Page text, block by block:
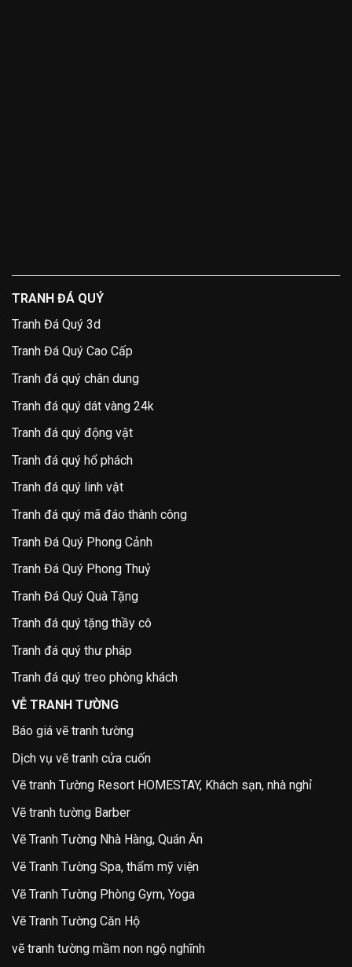
TRANH ĐÁ QUÝ
Tranh Đá Quý 3d
Tranh Đá Quý Cao Cấp
Tranh đá quý chân dung
Tranh đá quý dát vàng 24k
Tranh đá quý động vật
Tranh đá quý hổ phách
Tranh đá quý linh vật
Tranh đá quý mã đáo thành công
Tranh Đá Quý Phong Cảnh
Tranh Đá Quý Phong Thuỷ
Tranh Đá Quý Quà Tặng
Tranh đá quý tặng thầy cô
Tranh đá quý thư pháp
Tranh đá quý treo phòng khách
VỄ TRANH TƯỜNG
Báo giá vẽ tranh tường
Dịch vụ vẽ tranh cửa cuốn
Vẽ tranh Tường Resort HOMESTAY, Khách sạn, nhà nghỉ
Vẽ tranh tường Barber
Vẽ Tranh Tường Nhà Hàng, Quán Ăn
Vẽ Tranh Tường Spa, thẩm mỹ viện
Vẽ Tranh Tường Phòng Gym, Yoga
Vẽ Tranh Tường Căn Hộ
vẽ tranh tường mầm non ngộ nghĩnh